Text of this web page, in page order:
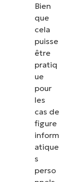
Bien
que
cela
puisse
être
pratiq
ue
pour
les
cas de
figure
inform
atique
s
perso